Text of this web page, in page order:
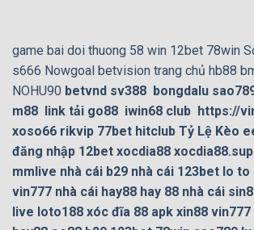
game bai doi thuong 58 win 12bet 78win
s666 Nowgoal betvision trang chủ hb88
NOHU90 betvnd sv388 bongdalu
m88
link tải go88 iwin68 club https://
xoso66 rikvip 77bet hitclub Tỷ Lệ Kèo
đăng nhập 12bet xocdia88
mmlive nhà cái b29 nhà cái 123bet lo to
vin777 nhà cái hay88 hay 88 nhà cái
live loto188 xóc đĩa 88 apk xin88 vin777